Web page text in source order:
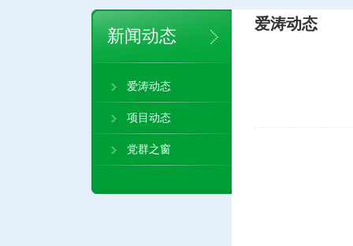
爱涛动态
新闻动态
爱涛动态
项目动态
党群之窗